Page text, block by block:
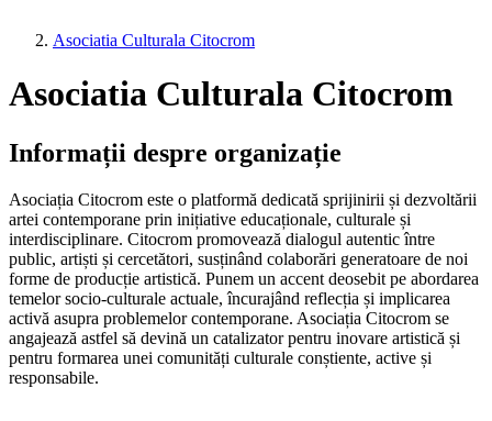
Asociatia Culturala Citocrom
Asociatia Culturala Citocrom
Informații despre organizație
Asociația Citocrom este o platformă dedicată sprijinirii și dezvoltării
artei contemporane prin inițiative educaționale, culturale și
interdisciplinare. Citocrom promovează dialogul autentic între
public, artiști și cercetători, susținând colaborări generatoare de noi
forme de producție artistică. Punem un accent deosebit pe abordarea
temelor socio-culturale actuale, încurajând reflecția și implicarea
activă asupra problemelor contemporane. Asociația Citocrom se
angajează astfel să devină un catalizator pentru inovare artistică și
pentru formarea unei comunități culturale conștiente, active și
responsabile.